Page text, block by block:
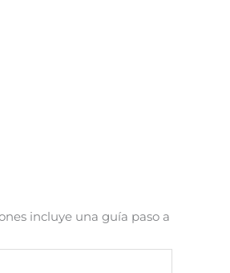
incluye una guía paso a